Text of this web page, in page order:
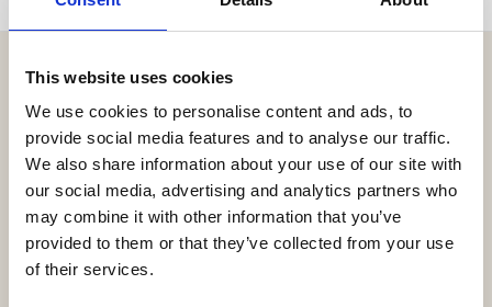
This website uses cookies
We use cookies to personalise content and ads, to
provide social media features and to analyse our traffic.
We also share information about your use of our site with
our social media, advertising and analytics partners who
may combine it with other information that you’ve
provided to them or that they’ve collected from your use
of their services.
Holen Sie sich hier die Resort-App!
Erkunden Sie das Resort über unsere Web-App, reservieren
Sie Ihre Erlebnisse, reservieren Sie Ihren Tisch
oder bestellen Sie Ihre Speisen und Getränke online.